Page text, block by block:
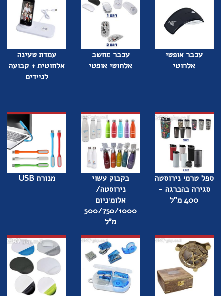
עכבר אופטי
אלחוטי
עכבר מחשב
אלחוטי אופטי
עמדת טעינה
אלחוטית + קבועה
לניידים
ספל טרמי נירוסטה
סגירה בהברגה -
400 מ"ל
בקבוק עשוי
נירוסטה/
אלומיניום
500/750/1000
מ"ל
מנורת USB